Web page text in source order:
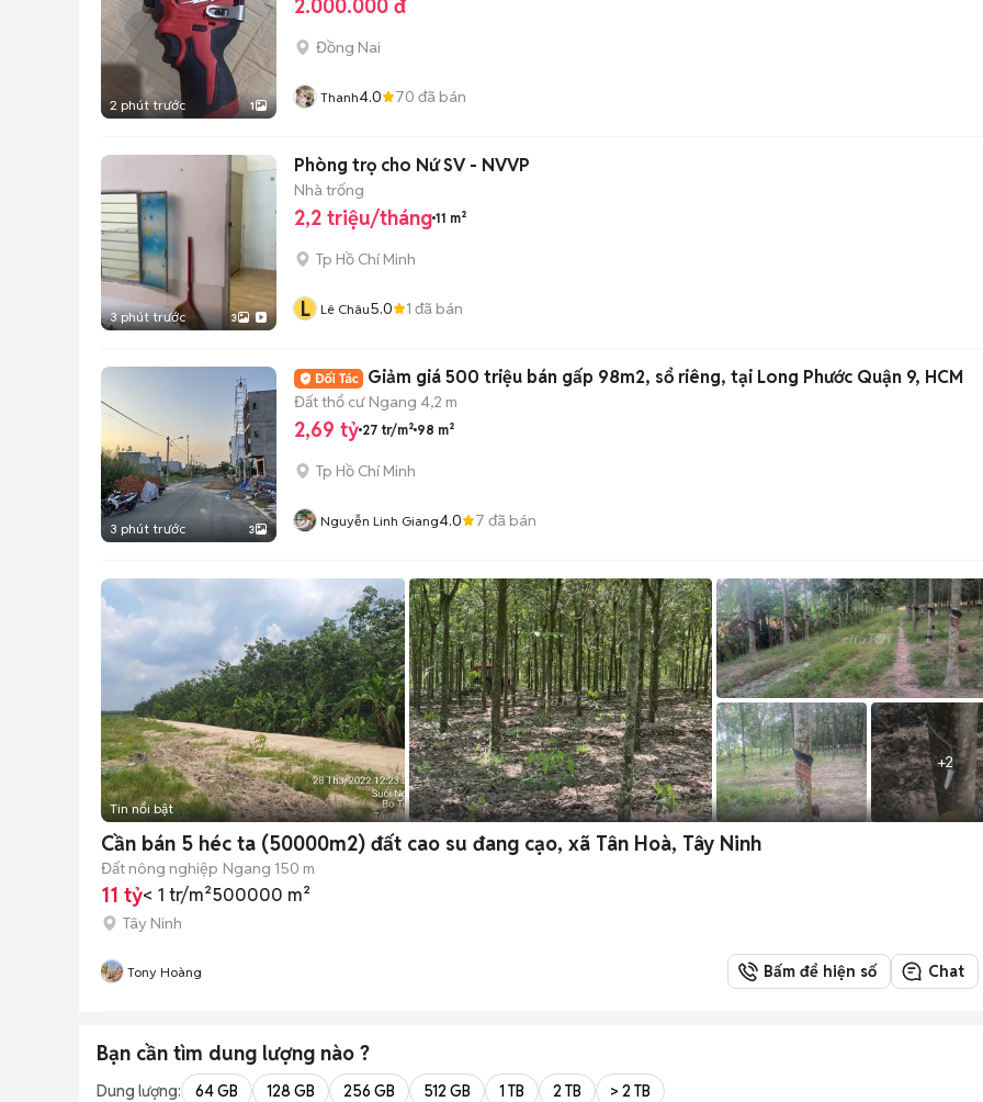
2 phút trước 1
2.000.000 đ
Đồng Nai
Thanh4.0 70 đã bán
3 phút trước 3
Phòng trọ cho Nứ SV - NVVP
Nhà trống
2,2 triệu/tháng 11 m²
Tp Hồ Chí Minh
L Lê Châu5.0 1 đã bán
3 phút trước 3
Giảm giá 500 triệu bán gấp 98m2, sổ riêng, tại Long Phước Quận 9, HCM
Đất thổ cư Ngang 4,2 m
2,69 tỷ 27 tr/m² 98 m²
Tp Hồ Chí Minh
Nguyễn Linh Giang4.0 7 đã bán
+2
Tin nổi bật
Cần bán 5 héc ta (50000m2) đất cao su đang cạo, xã Tân Hoà, Tây Ninh
Đất nông nghiệp Ngang 150 m
11 tỷ< 1 tr/m²500000 m²
Tây Ninh
Tony Hoàng Bấm để hiện số Chat
Bạn cần tìm dung lượng nào ?
Dung lượng: 64 GB 128 GB 256 GB 512 GB 1 TB 2 TB > 2 TB